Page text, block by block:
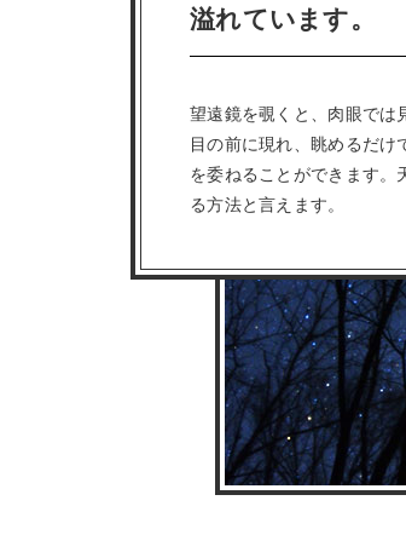
溢れています。
望遠鏡を覗くと、肉眼では
目の前に現れ、眺めるだけ
を委ねることができます。
る方法と言えます。